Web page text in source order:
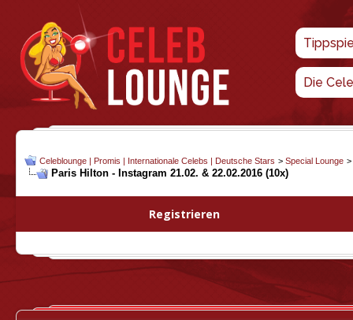
Die
Celeblounge | Promis | Internationale Celebs | Deutsche Stars > Special Lounge >
Paris Hilton - Instagram 21.02. & 22.02.2016 (10x)
Registrieren